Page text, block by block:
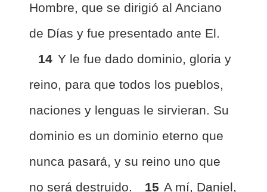
Hombre, que se dirigió al Anciano
de Días y fue presentado ante El.
14 Y le fue dado dominio, gloria y
reino, para que todos los pueblos,
naciones y lenguas le sirvieran. Su
dominio es un dominio eterno que
nunca pasará, y su reino uno que
no será destruido.
15 A mí, Daniel,